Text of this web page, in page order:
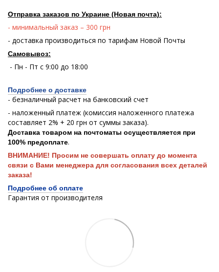
Отправка заказов по Украине (Новая почта):
- минимальный заказ – 300 грн
- доставка производиться по тарифам Новой Почты
Самовывоз:
- Пн - Пт с 9:00 до 18:00
Подробнее о доставке
- безналичный расчет на банковский счет
- наложенный платеж (комиссия наложенного платежа
составляет 2% + 20 грн от суммы заказа).
Доставка товаром на почтоматы осуществляется при
100% предоплате.
ВНИМАНИЕ! Просим не совершать оплату до момента
связи с Вами менеджера для согласования всех деталей
заказа!
Подробнее об оплате
Гарантия от производителя